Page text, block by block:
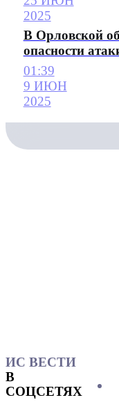
2025
В Орловской
опасности
01:39
9 ИЮН
2025
ИС ВЕСТИ
В
СОЦСЕТЯХ